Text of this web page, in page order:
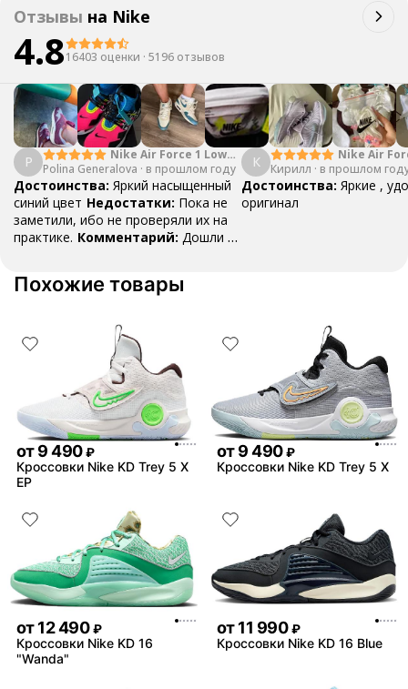
Отзывы на Nike
4.816403 оценки · 5196 отзывов
P
Nike Air Force 1 Low
College Pack White
Blue
Polina Generalova · в прошлом году
Достоинства: Яркий насыщенный
синий цвет Недостатки: Пока не
заметили, ибо не проверяли их на
практике. Комментарий: Дошли за
К
Nike Air
Yellow
Кирилл · в прошлом
Достоинства: Яркие ,
оригинал
Похожие товары
от9 490 ₽
Кроссовки Nike KD Trey 5 X
EP
от9 490 ₽
Кроссовки Nike KD Trey 5 X
от12 490 ₽
Кроссовки Nike KD 16
"Wanda"
от11 990 ₽
Кроссовки Nike KD 16 Blue